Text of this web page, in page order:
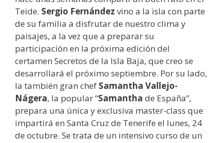
Teide. Sergio Fernández vino a la isla con parte
de su familia a disfrutar de nuestro clima y
paisajes, a la vez que a preparar su
participación en la próxima edición del
certamen Secretos de la Isla Baja, que creo se
desarrollará el próximo septiembre. Por su lado,
la también gran chef Samantha Vallejo-
Nágera, la popular “Samantha de España”,
prepara una única y exclusiva master-class que
impartirá en Santa Cruz de Tenerife el lunes, 24
de octubre. Se trata de un intensivo curso de un